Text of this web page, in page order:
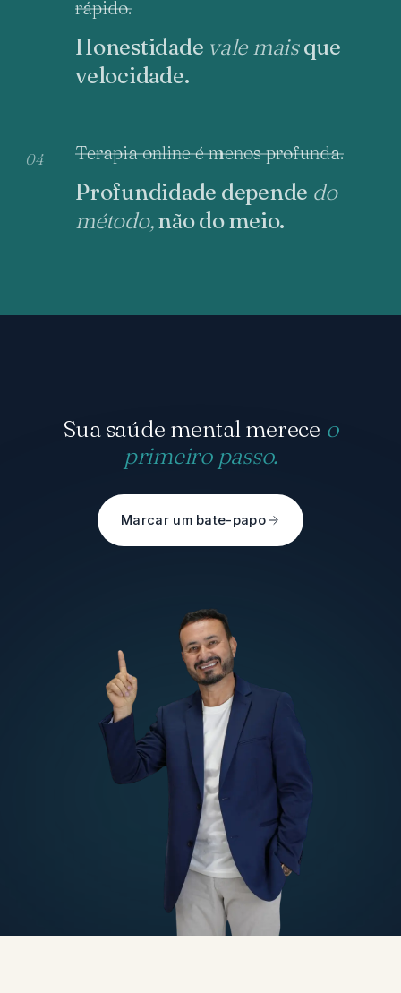
rápido.
Honestidade vale maisque
velocidade.
04 Terapia online é menos profunda.
Profundidade depende do
método,não do meio.
Sua saúde mental merece o
primeiro passo.
Marcar um bate-papo